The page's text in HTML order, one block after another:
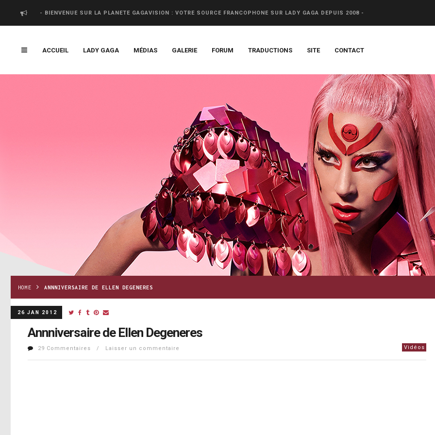
- BIENVENUE SUR LA PLANETE GAGAVISION : VOTRE SOURCE FRANCOPHONE SUR LADY GAGA DEPUIS 2008 -
ACCUEIL LADY GAGA MÉDIAS GALERIE FORUM TRADUCTIONS SITE CONTACT
HOME ANNNIVERSAIRE DE ELLEN DEGENERES
26 JAN 2012
Annniversaire de Ellen Degeneres
29 Commentaires / Laisser un commentaire Vidéos